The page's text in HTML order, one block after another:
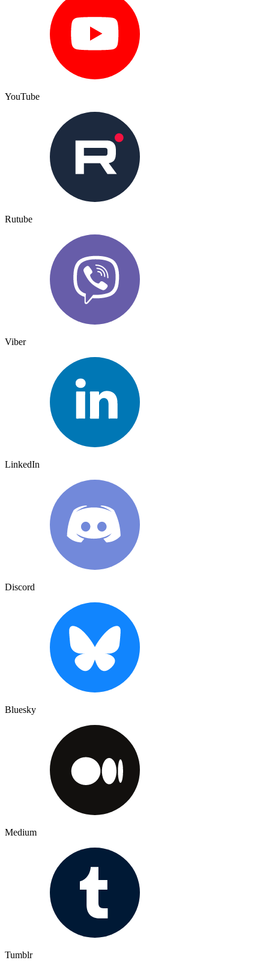
YouTube
Rutube
Viber
LinkedIn
Discord
Bluesky
Medium
Tumblr